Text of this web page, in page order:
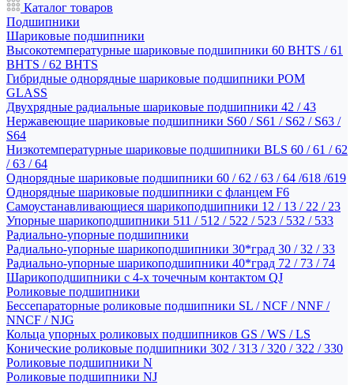
Каталог товаров
Подшипники
Шариковые подшипники
Высокотемпературные шариковые подшипники 60 BHTS / 61
BHTS / 62 BHTS
Гибридные однорядные шариковые подшипники POM
GLASS
Двухрядные радиальные шариковые подшипники 42 / 43
Нержавеющие шариковые подшипники S60 / S61 / S62 / S63 /
S64
Низкотемпературные шариковые подшипники BLS 60 / 61 / 62
/ 63 / 64
Однорядные шариковые подшипники 60 / 62 / 63 / 64 /618 /619
Однорядные шариковые подшипники с фланцем F6
Самоустанавливающиеся шарикоподшипники 12 / 13 / 22 / 23
Упорные шарикоподшипники 511 / 512 / 522 / 523 / 532 / 533
Радиально-упорные подшипники
Радиально-упорные шарикоподшипники 30*град 30 / 32 / 33
Радиально-упорные шарикоподшипники 40*град 72 / 73 / 74
Шарикоподшипники с 4-х точечным контактом QJ
Роликовые подшипники
Бессепараторные роликовые подшипники SL / NCF / NNF /
NNCF / NJG
Кольца упорных роликовых подшипников GS / WS / LS
Конические роликовые подшипники 302 / 313 / 320 / 322 / 330
Роликовые подшипники N
Роликовые подшипники NJ